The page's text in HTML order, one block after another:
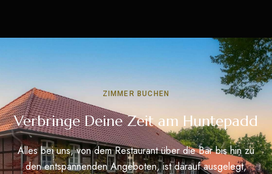
ZIMMER BUCHEN
Verbringe Deine Zeit am Huntepadd
Alles bei uns, von dem Restaurant über die Bar bis hin zu
den entspannenden Angeboten, ist darauf ausgelegt,